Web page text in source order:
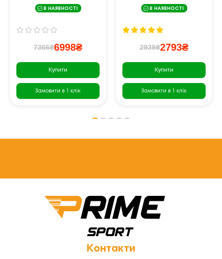
В НАЯВНОСТІ
7366₴6998₴
Купити
Замовити в 1 клік
В НАЯВНОСТІ
2939₴2793₴
Купити
Замовити в 1 клік
Контакти